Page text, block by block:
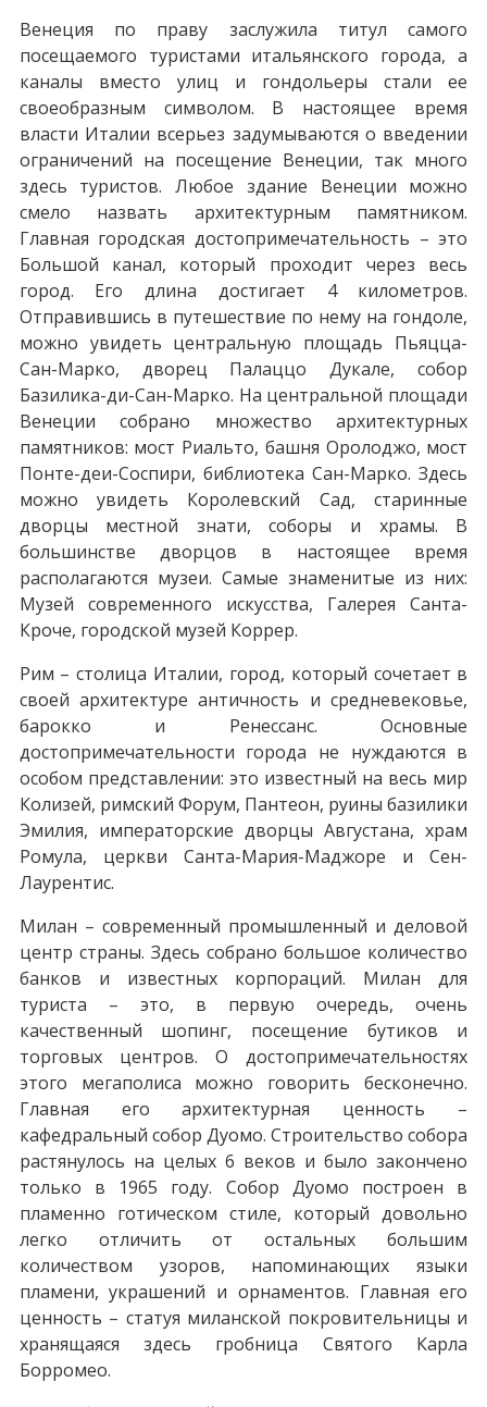
Венеция по праву заслужила титул самого
посещаемого туристами итальянского города, а
каналы вместо улиц и гондольеры стали ее
своеобразным символом. В настоящее время
власти Италии всерьез задумываются о введении
ограничений на посещение Венеции, так много
здесь туристов. Любое здание Венеции можно
смело назвать архитектурным памятником.
Главная городская достопримечательность – это
Большой канал, который проходит через весь
город. Его длина достигает 4 километров.
Отправившись в путешествие по нему на гондоле,
можно увидеть центральную площадь Пьяцца-
Сан-Марко, дворец Палаццо Дукале, собор
Базилика-ди-Сан-Марко. На центральной площади
Венеции собрано множество архитектурных
памятников: мост Риальто, башня Оролоджо, мост
Понте-деи-Соспири, библиотека Сан-Марко. Здесь
можно увидеть Королевский Сад, старинные
дворцы местной знати, соборы и храмы. В
большинстве дворцов в настоящее время
располагаются музеи. Самые знаменитые из них:
Музей современного искусства, Галерея Санта-
Кроче, городской музей Коррер.
Рим – столица Италии, город, который сочетает в
своей архитектуре античность и средневековье,
барокко и Ренессанс. Основные
достопримечательности города не нуждаются в
особом представлении: это известный на весь мир
Колизей, римский Форум, Пантеон, руины базилики
Эмилия, императорские дворцы Августана, храм
Ромула, церкви Санта-Мария-Маджоре и Сен-
Лаурентис.
Милан – современный промышленный и деловой
центр страны. Здесь собрано большое количество
банков и известных корпораций. Милан для
туриста – это, в первую очередь, очень
качественный шопинг, посещение бутиков и
торговых центров. О достопримечательностях
этого мегаполиса можно говорить бесконечно.
Главная его архитектурная ценность –
кафедральный собор Дуомо. Строительство собора
растянулось на целых 6 веков и было закончено
только в 1965 году. Собор Дуомо построен в
пламенно готическом стиле, который довольно
легко отличить от остальных большим
количеством узоров, напоминающих языки
пламени, украшений и орнаментов. Главная его
ценность – статуя миланской покровительницы и
хранящаяся здесь гробница Святого Карла
Борромео.